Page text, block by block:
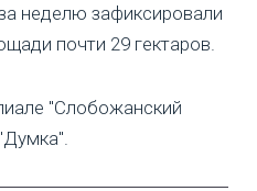
неделю зафиксировали
почти 29 гектаров.
"Слобожанский